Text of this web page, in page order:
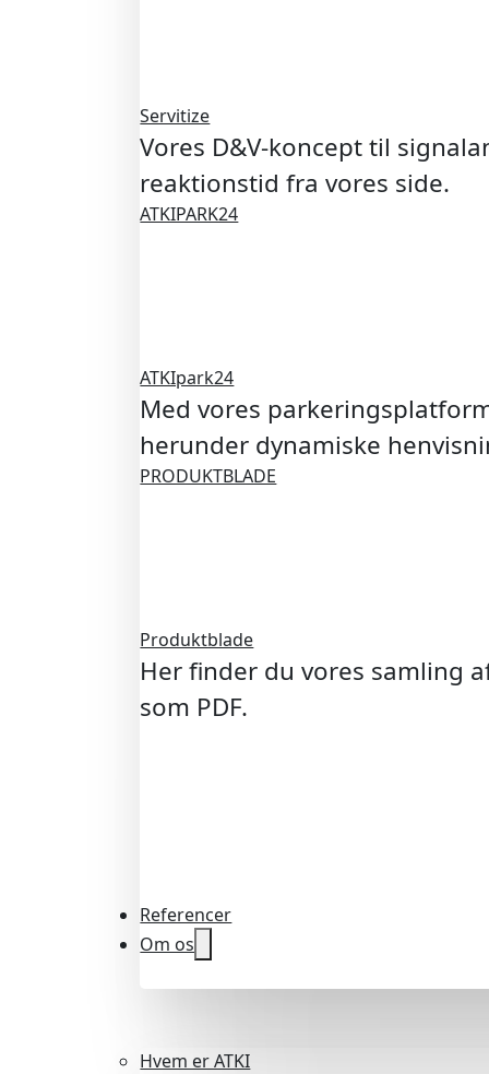
Servitize
Vores D&V-koncept til
reaktionstid fra vores side.
ATKIPARK24
ATKIpark24
Med vores
herunder dynamiske
PRODUKTBLADE
Produktblade
Her finder du vores samling
som PDF.
Referencer
Om os
Hvem er ATKI